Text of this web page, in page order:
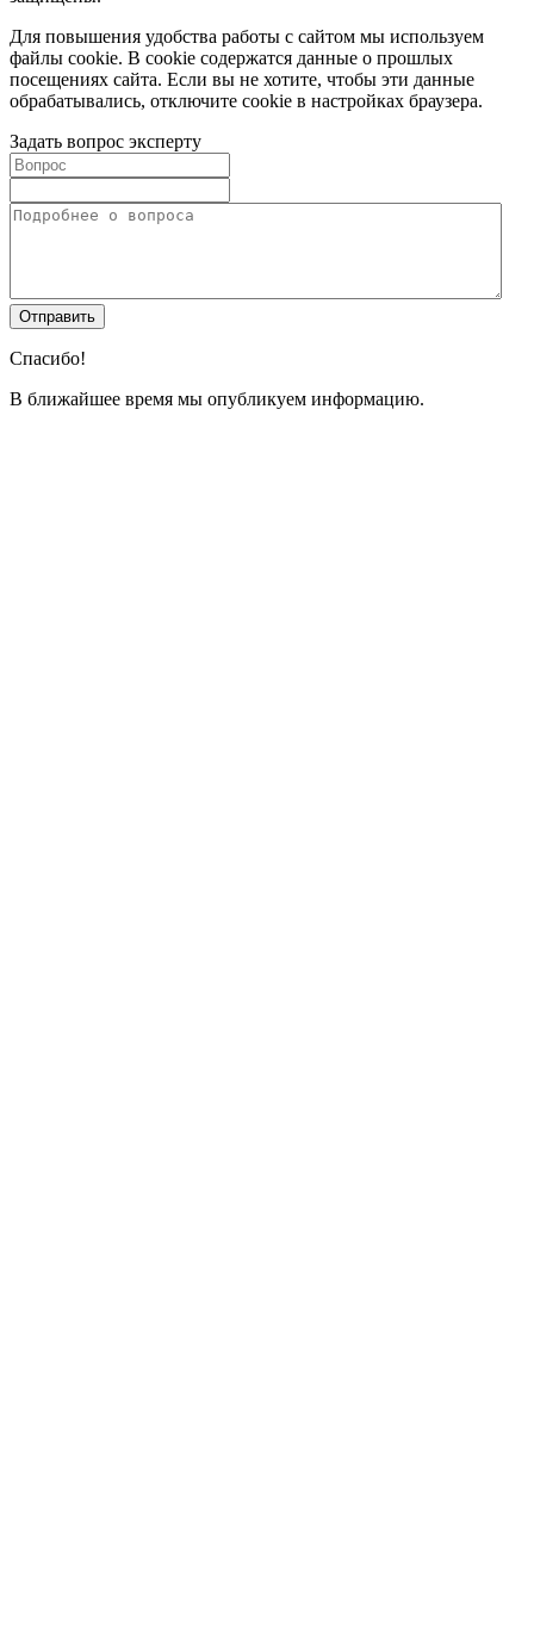
Для повышения удобства работы с сайтом мы используем
файлы cookie. В cookie содержатся данные о прошлых
посещениях сайта. Если вы не хотите, чтобы эти данные
обрабатывались, отключите cookie в настройках браузера.
Задать вопрос эксперту
Спасибо!
В ближайшее время мы опубликуем информацию.